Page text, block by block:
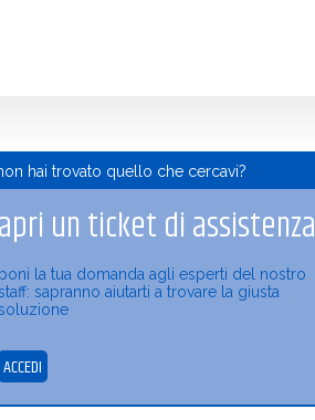
hai trovato quello che cercavi?
apri un ticket di assistenza
poni la tua domanda agli esperti del nostro
sapranno aiutarti a trovare la giusta
ACCEDI